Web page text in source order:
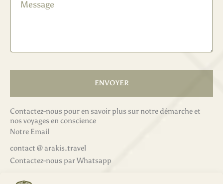
ENVOYER
Contactez-nous pour en savoir plus sur notre démarche et
nos voyages en conscience
Notre Email
contact @ arakis.travel
Contactez-nous par Whatsapp